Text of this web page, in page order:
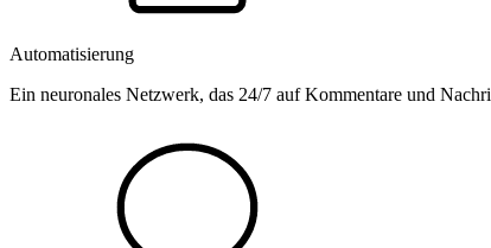
Automatisierung
Ein neuronales Netzwerk, das 24/7 auf Kommentare und